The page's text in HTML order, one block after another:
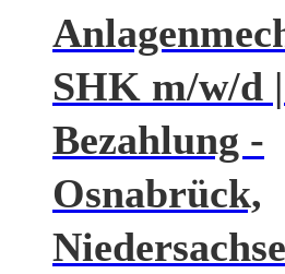
SHK m/w/d
Bezahlung -
Osnabrück,